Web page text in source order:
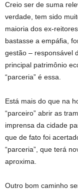
Creio ser de suma
verdade, tem sido
maioria dos ex-
bastasse a empáfia,
gestão – responsável
principal patrimônio
“parceria” é essa.
Está mais do que na
“parceiro” abrir as
imprensa da cidade
que de fato foi
“parceria”, que terá
aproxima.
Outro bom caminho